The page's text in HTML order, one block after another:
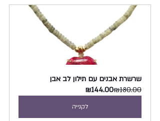
שרשרת אבנים עם תילון לב אבן
₪180.00
₪144.00
לקנייה